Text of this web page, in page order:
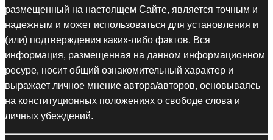
размещенный на настоящем Сайте, является точным и
надежным и может использоваться для установления и
(или) подтверждения каких-либо фактов. Вся
информация, размещенная на данном информационном
ресуре, носит общий ознакомительный характер и
выражает личное мнение автора/авторов, основываясь
на конституционных положениях о свободе слова и
личных убеждений.